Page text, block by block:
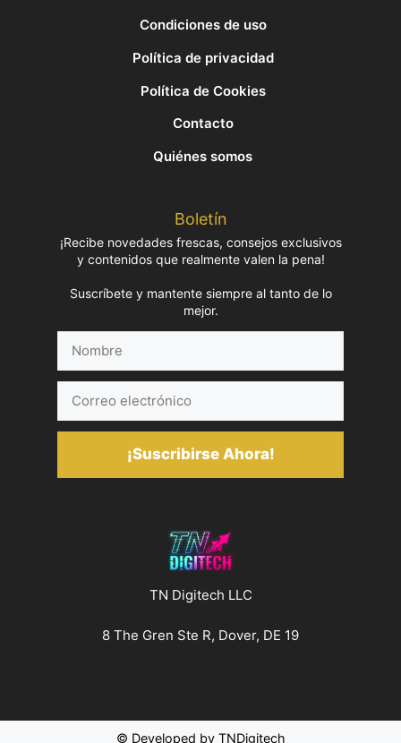
Condiciones de uso
Política de privacidad
Política de Cookies
Contacto
Quiénes somos
Boletín
¡Recibe novedades frescas, consejos exclusivos
y contenidos que realmente valen la pena!
Suscríbete y mantente siempre al tanto de lo
mejor.
electrónico
¡Suscribirse Ahora!
TN Digitech LLC
8 The Gren Ste R, Dover, DE 19